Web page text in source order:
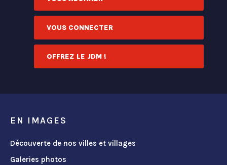
VOUS CONNECTER
OFFREZ LE JDM !
EN IMAGES
Découverte de nos villes et villages
Galeries photos